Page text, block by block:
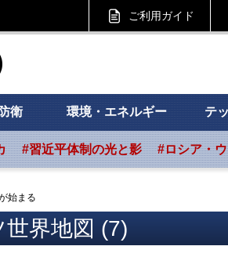
ご利用ガイド
ォーサイト
衛 環境・エネルギー テ
#習近平体制の光と影 #ロシア・
始まる
世界地図 (7)